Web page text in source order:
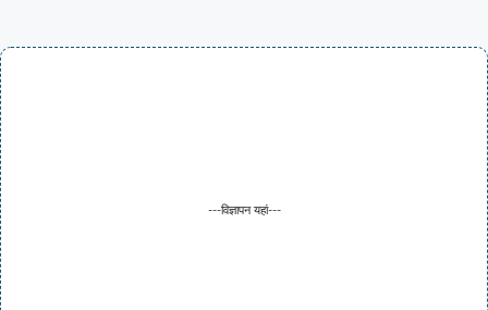
---विज्ञापन यहां---